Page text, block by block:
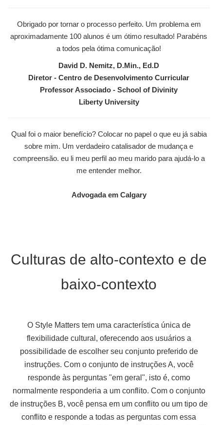
Obrigado por tornar o processo perfeito. Um problema em
aproximadamente 100 alunos é um ótimo resultado! Parabéns
a todos pela ótima comunicação!
David D. Nemitz, D.Min., Ed.D
Diretor - Centro de Desenvolvimento Curricular
Professor Associado - School of Divinity
Liberty University
Qual foi o maior benefício? Colocar no papel o que eu já sabia
sobre mim. Um verdadeiro catalisador de mudança e
compreensão. eu li meu perfil ao meu marido para ajudá-lo a
me entender melhor.
Advogada em Calgary
Culturas de alto-contexto e de
baixo-contexto
O Style Matters tem uma característica única de
flexibilidade cultural, oferecendo aos usuários a
possibilidade de escolher seu conjunto preferido de
instruções. Com o conjunto de instruções A, você
responde às perguntas "em geral", isto é, como
normalmente responderia a um conflito. Com o conjunto
de instruções B, você pensa em um conflito ou um tipo de
conflito e responde a todas as perguntas com essa